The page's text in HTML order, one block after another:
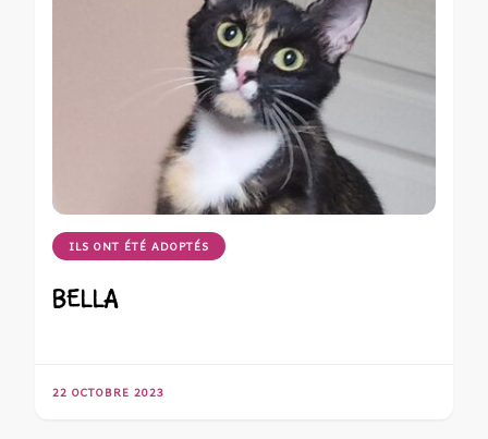
ILS ONT ÉTÉ ADOPTÉS
BELLA
22 OCTOBRE 2023